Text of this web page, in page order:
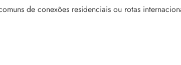
de conexões residenciais ou rotas